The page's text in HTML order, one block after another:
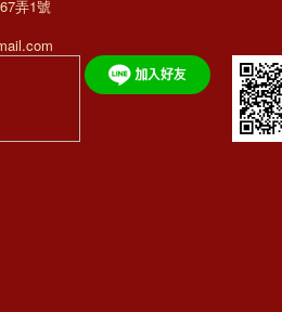
弄1號